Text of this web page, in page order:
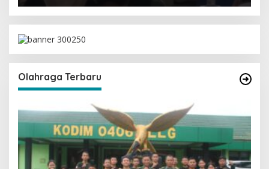
Olahraga Terbaru